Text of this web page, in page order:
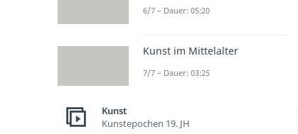
6/7 – Dauer: 05:20
Kunst im Mittelalter
7/7 – Dauer: 03:25
Kunst
Kunstepochen 19. JH